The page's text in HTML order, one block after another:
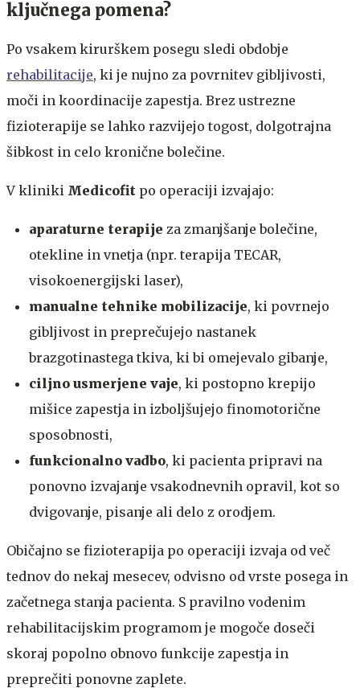
ključnega pomena?​​
Po vsakem kirurškem posegu sledi obdobje
rehabilitacije, ki je nujno za povrnitev gibljivosti,
moči in koordinacije zapestja. Brez ustrezne
fizioterapije se lahko razvijejo togost, dolgotrajna
šibkost in celo kronične bolečine.
V kliniki Medicofit po operaciji izvajajo:
aparaturne terapije za zmanjšanje bolečine,
otekline in vnetja (npr. terapija TECAR,
visokoenergijski laser),
manualne tehnike mobilizacije, ki povrnejo
gibljivost in preprečujejo nastanek
brazgotinastega tkiva, ki bi omejevalo gibanje,
ciljno usmerjene vaje, ki postopno krepijo
mišice zapestja in izboljšujejo finomotorične
sposobnosti,
funkcionalno vadbo, ki pacienta pripravi na
ponovno izvajanje vsakodnevnih opravil, kot so
dvigovanje, pisanje ali delo z orodjem.
​​Običajno se fizioterapija po operaciji izvaja od več
tednov do nekaj mesecev, odvisno od vrste posega in
začetnega stanja pacienta. S pravilno vodenim
rehabilitacijskim programom je mogoče doseči
skoraj popolno obnovo funkcije zapestja in
preprečiti ponovne zaplete.​​​​​